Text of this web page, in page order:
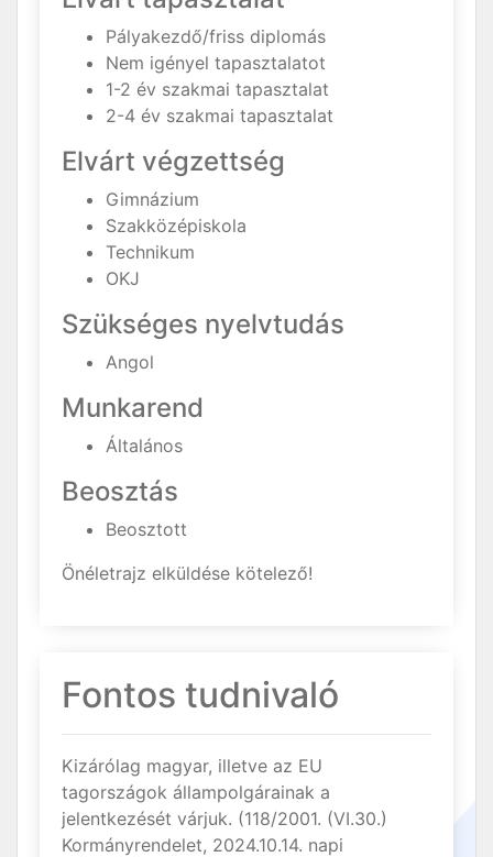
Pályakezdő/friss diplomás
Nem igényel tapasztalatot
1-2 év szakmai tapasztalat
2-4 év szakmai tapasztalat
Elvárt végzettség
Gimnázium
Szakközépiskola
Technikum
OKJ
Szükséges nyelvtudás
Angol
Munkarend
Általános
Beosztás
Beosztott
Önéletrajz elküldése kötelező!
Fontos tudnivaló
Kizárólag magyar, illetve az EU
tagországok állampolgárainak a
jelentkezését várjuk. (118/2001. (VI.30.)
Kormányrendelet, 2024.10.14. napi